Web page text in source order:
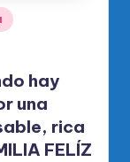
hay
una
rica
FELÍZ